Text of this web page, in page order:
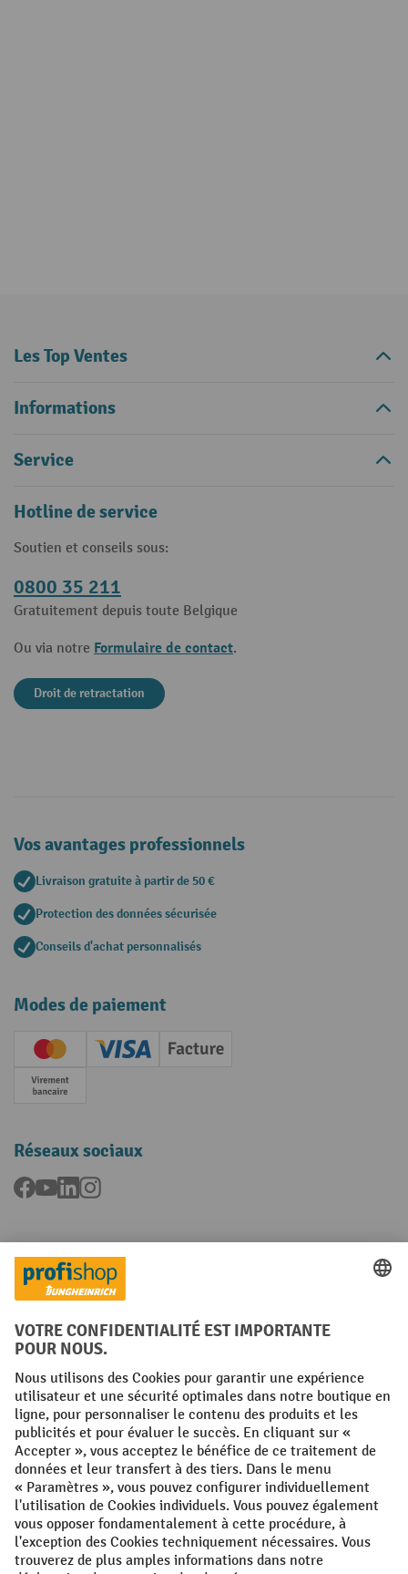
Les Top Ventes
Informations
Service
Hotline de service
Soutien et conseils sous:
0800 35 211
Gratuitement depuis toute Belgique
Ou via notre Formulaire de contact.
Droit de retractation
Vos avantages professionnels
Livraison gratuite à partir de 50 €
Protection des données sécurisée
Conseils d'achat personnalisés
Modes de paiement
Creditcard (Master)Creditcard (Visa)
Facture
Paiement anticipé
Réseaux sociaux
Facebook
YouTubeLinkedInInstagram
Langues
FR NL
Conditions générales Mentions légales
Protection des Données Politique de cookies
All prices excl. VAT plusshipping costsand possible delivery charges,
if not stated otherwise.
¹ La remise est valable jusqu'à épuisement des stocks. La remise ne
s'applique pas aux prix spéciaux. Il n'est pas possible de le combiner
avec d'autres réductions en pourcentage ou bons de réduction. | ² La
réduction sera accordée une seule fois lors de la première inscription